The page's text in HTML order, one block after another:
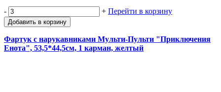
- + Перейти в корзину
Добавить в корзину
Фартук с нарукавниками Мульти-Пульти "Приключения
Енота", 53,5*44,5см, 1 карман, желтый